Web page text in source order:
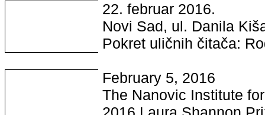
22. februar 2016.
Novi Sad, ul. Danila
Pokret uličnih čitača:
February 5, 2016
The Nanovic Institute